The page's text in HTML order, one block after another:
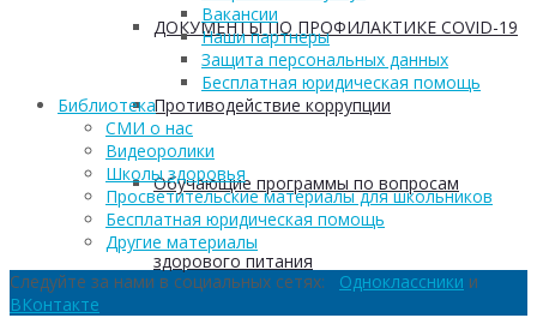
ДОКУМЕНТЫ ПО ПРОФИЛАКТИКЕ COVID-19
Противодействие коррупции
Обучающие программы по вопросам
здорового питания
Вакансии
Наши партнеры
Защита персональных данных
Бесплатная юридическая помощь
Библиотека
СМИ о нас
Видеоролики
Школы здоровья
Просветительские материалы для школьников
Бесплатная юридическая помощь
Другие материалы
Следуйте за нами в социальных сетях: Одноклассники и
ВКонтакте